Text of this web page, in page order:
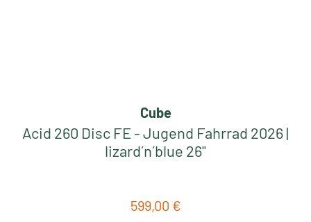
Cube
Acid 260 Disc FE - Jugend Fahrrad 2026 |
lizard´n´blue 26"
Regulärer Preis:
599,00 €